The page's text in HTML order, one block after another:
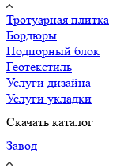
Тротуарная плитка
Бордюры
Подпорный блок
Геотекстиль
Услуги дизайна
Услуги укладки
Скачать каталог
Завод